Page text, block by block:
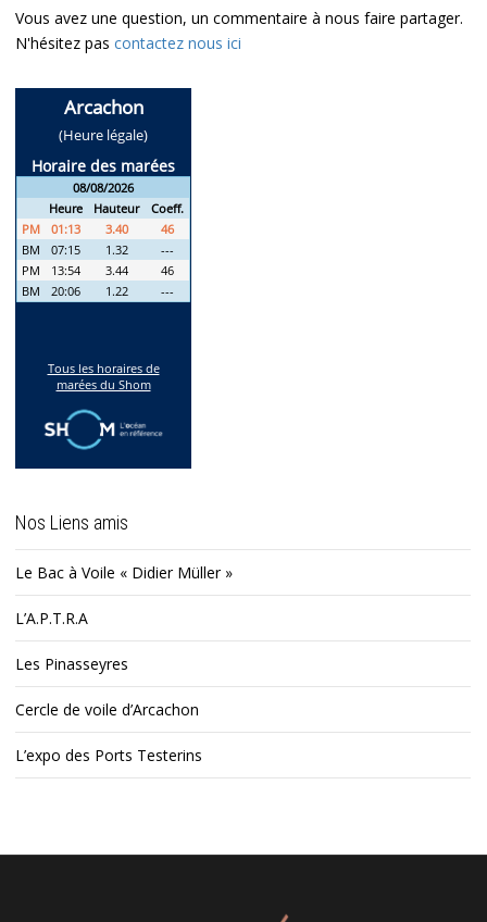
Vous avez une question, un commentaire à nous faire partager.
N'hésitez pas contactez nous ici
Nos Liens amis
Le Bac à Voile « Didier Müller »
L’A.P.T.R.A
Les Pinasseyres
Cercle de voile d’Arcachon
L’expo des Ports Testerins